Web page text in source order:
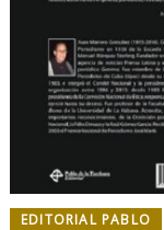
EDITORIAL PABLO